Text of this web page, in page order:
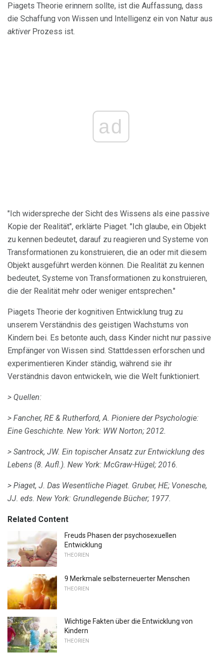
Piagets Theorie erinnern sollte, ist die Auffassung, dass
die Schaffung von Wissen und Intelligenz ein von Natur aus
aktiverProzess ist.
ad
"Ich widerspreche der Sicht des Wissens als eine passive
Kopie der Realität", erklärte Piaget. "Ich glaube, ein Objekt
zu kennen bedeutet, darauf zu reagieren und Systeme von
Transformationen zu konstruieren, die an oder mit diesem
Objekt ausgeführt werden können. Die Realität zu kennen
bedeutet, Systeme von Transformationen zu konstruieren,
die der Realität mehr oder weniger entsprechen."
Piagets Theorie der kognitiven Entwicklung trug zu
unserem Verständnis des geistigen Wachstums von
Kindern bei. Es betonte auch, dass Kinder nicht nur passive
Empfänger von Wissen sind. Stattdessen erforschen und
experimentieren Kinder ständig, während sie ihr
Verständnis davon entwickeln, wie die Welt funktioniert.
> Quellen:
> Fancher, RE & Rutherford, A. Pioniere der Psychologie:
Eine Geschichte. New York: WW Norton; 2012.
> Santrock, JW. Ein topischer Ansatz zur Entwicklung des
Lebens (8. Aufl.). New York: McGraw-Hügel; 2016.
> Piaget, J. Das Wesentliche Piaget. Gruber, HE; Vonesche,
JJ. eds. New York: Grundlegende Bücher; 1977.
Related Content
Freuds Phasen der psychosexuellen
Entwicklung
THEORIEN
9 Merkmale selbsterneuerter Menschen
THEORIEN
Wichtige Fakten über die Entwicklung von
Kindern
THEORIEN